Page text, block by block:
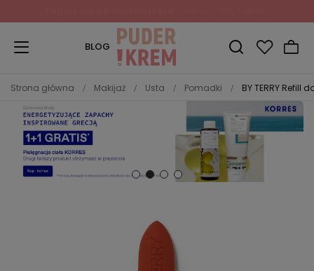
BLOG
Strona główna Makijaż Usta Pomadki BY TERRY Refill